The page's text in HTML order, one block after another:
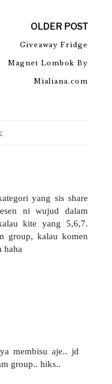
OLDER POST
Giveaway Fridge
Magnet Lombok By
Mialiana.com
yang sis share
ni wujud dalam
kite yang 5,6,7.
group, kalau komen
haha
membisu aje.. jd
group.. hiks..